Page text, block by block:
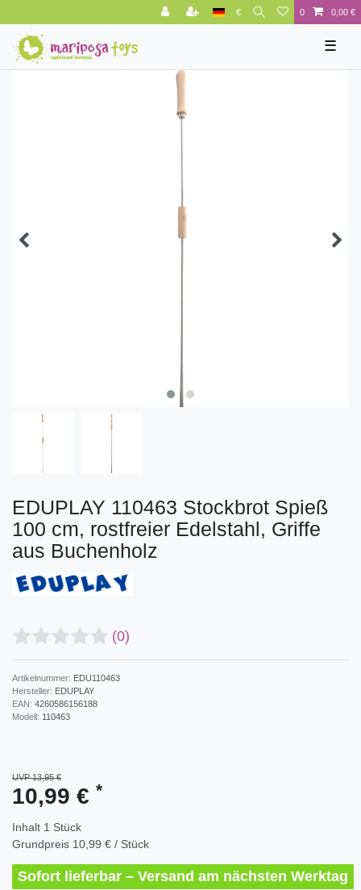
€ 0 0,00 €
☰
EDUPLAY 110463 Stockbrot Spieß
100 cm, rostfreier Edelstahl, Griffe
aus Buchenholz
(0)
Artikelnummer: EDU110463
Hersteller: EDUPLAY
EAN: 4260586156188
Modell: 110463
UVP 13,95 €
10,99 € *
Inhalt 1 Stück
Grundpreis 10,99 € / Stück
Sofort lieferbar – Versand am nächsten Werktag